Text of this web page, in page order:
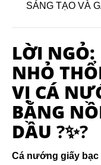
SÁNG TẠO VÀ
LỜI NGỎ:
NHỎ
VỊ CÁ
BẰNG
DẦU ?✨?
Cá nướng giấy